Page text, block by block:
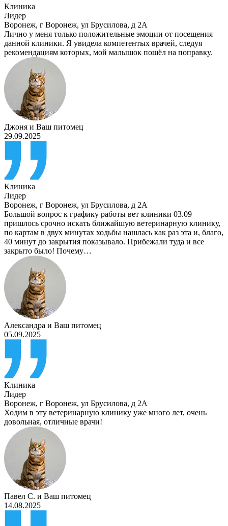
Клиника
Лидер
Воронеж, г Воронеж, ул Брусилова, д 2А
Лично у меня только положительные эмоции от посещения
данной клиники. Я увидела компетентых врачей, следуя
рекомендациям которых, мой малышок пошёл на поправку.
Джоня и Ваш питомец
29.09.2025
Клиника
Лидер
Воронеж, г Воронеж, ул Брусилова, д 2А
Большой вопрос к графику работы вет клиники 03.09
пришлось срочно искать ближайшую ветеринарную клинику,
по картам в двух минутах ходьбы нашлась как раз эта и, благо,
40 минут до закрытия показывало. Прибежали туда и все
закрыто было! Почему…
Александра и Ваш питомец
05.09.2025
Клиника
Лидер
Воронеж, г Воронеж, ул Брусилова, д 2А
Ходим в эту ветеринарную клинику уже много лет, очень
довольная, отличные врачи!
Павел С. и Ваш питомец
14.08.2025